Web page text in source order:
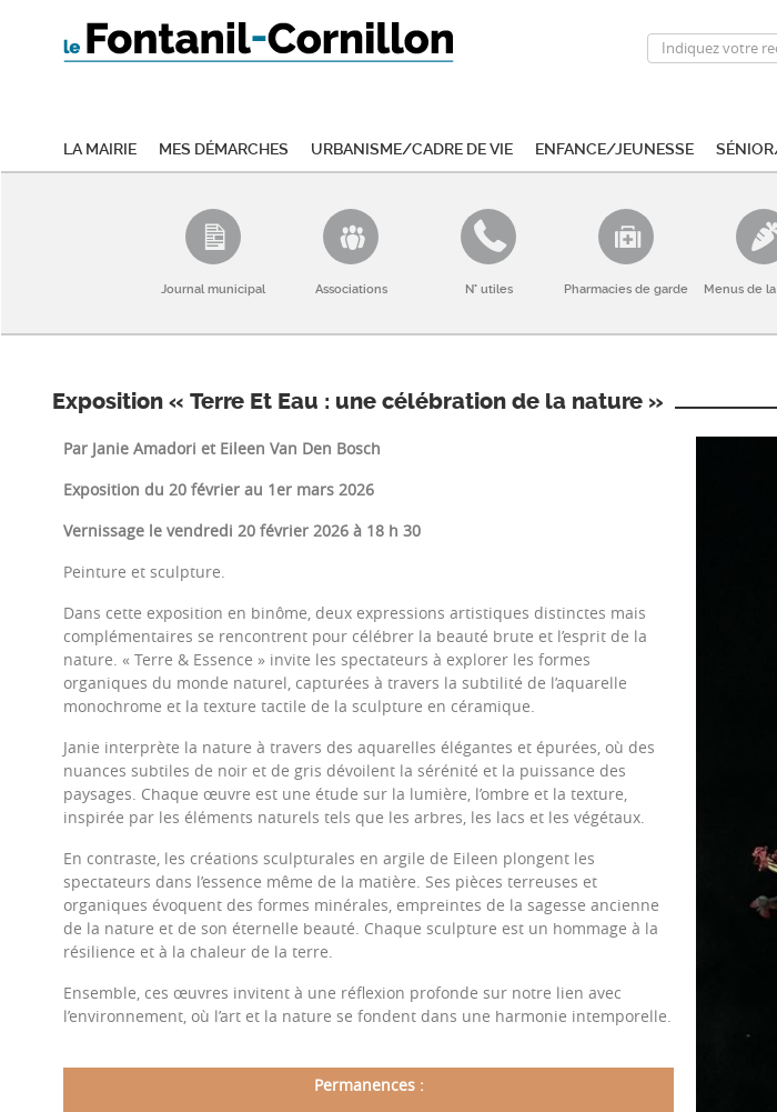
La mairie Mes démarches Urbanisme/Cadre de vie Enfance/Jeunesse
Journal municipal Associations N° utiles Pharmacies de garde Menus de
Exposition « Terre Et Eau : une célébration de la nature »
Par Janie Amadori et Eileen Van Den Bosch
Exposition du 20 février au 1er mars 2026
Vernissage le vendredi 20 février 2026 à 18 h 30
Peinture et sculpture.
Dans cette exposition en binôme, deux expressions artistiques distinctes mais
complémentaires se rencontrent pour célébrer la beauté brute et l’esprit de la
nature. « Terre & Essence » invite les spectateurs à explorer les formes
organiques du monde naturel, capturées à travers la subtilité de l’aquarelle
monochrome et la texture tactile de la sculpture en céramique.
Janie interprète la nature à travers des aquarelles élégantes et épurées, où des
nuances subtiles de noir et de gris dévoilent la sérénité et la puissance des
paysages. Chaque œuvre est une étude sur la lumière, l’ombre et la texture,
inspirée par les éléments naturels tels que les arbres, les lacs et les végétaux.
En contraste, les créations sculpturales en argile de Eileen plongent les
spectateurs dans l’essence même de la matière. Ses pièces terreuses et
organiques évoquent des formes minérales, empreintes de la sagesse ancienne
de la nature et de son éternelle beauté. Chaque sculpture est un hommage à la
résilience et à la chaleur de la terre.
Ensemble, ces œuvres invitent à une réflexion profonde sur notre lien avec
l’environnement, où l’art et la nature se fondent dans une harmonie intemporelle.
Permanences :